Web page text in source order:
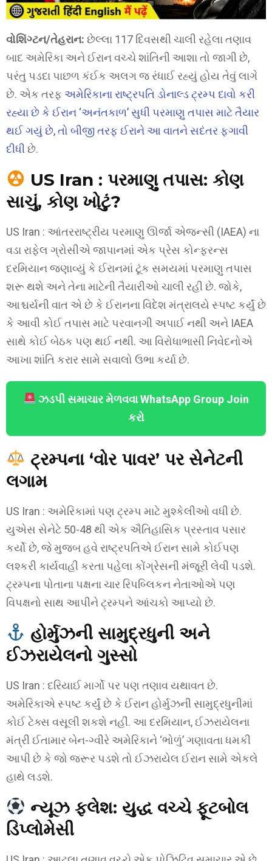
વોશિંગ્ટન/તેહરાન: છેલ્લા 117 દિવસથી ચાલી રહેલા તણાવ
બાદ અમેરિકા અને ઈરાન વચ્ચે શાંતિની આશા તો જાગી છે,
પરંતુ પડદા પાછળ કંઈક અલગ જ રંધાઈ રહ્યું હોય તેવું લાગે
છે. એક તરફ અમેરિકાના રાષ્ટ્રપતિ ડોનાલ્ડ ટ્રમ્પ દાવો કરી
રહ્યા છે કે ઈરાન ‘અનંતકાળ’ સુધી પરમાણુ તપાસ માટે તૈયાર
થઈ ગયું છે, તો બીજી તરફ ઈરાને આ વાતને સદંતર ફગાવી
દીધીછે.
US Iran : પરમાણુ તપાસ: કોણ
સાચું, કોણ ખોટું?
US Iran : આંતરરાષ્ટ્રીય પરમાણુ ઊર્જા એજન્સી (IAEA) ના
વડા રાફેલ ગ્રોસીએ જાપાનમાં એક પ્રેસ કોન્ફરન્સ
દરમિયાન જણાવ્યું કે ઈરાનમાં ટૂંક સમયમાં પરમાણુ તપાસ
શરૂ થશે અને તેના માટેની તૈયારીઓ ચાલી રહી છે. જોકે,
આશ્ચર્યની વાત એ છે કે ઈરાનના વિદેશ મંત્રાલયે સ્પષ્ટ કર્યું છે
કે આવી કોઈ તપાસ માટે પરવાનગી અપાઈ નથી અને IAEA
સાથે કોઈ બેઠક પણ થઈ નથી. આ વિરોધાભાસી નિવેદનોએ
આખા શાંતિ કરાર સામે સવાલો ઉભા કર્યા છે.
ઝડપી સમાચાર મેળવવા WhatsApp Group Join
કરો
ટ્રમ્પના ‘વોર પાવર’ પર સેનેટની
લગામ
US Iran : અમેરિકામાં પણ ટ્રમ્પ માટે મુશ્કેલીઓ વધી છે.
યુએસ સેનેટે 50-48 થી એક ઐતિહાસિક પ્રસ્તાવ પસાર
કર્યો છે, જે મુજબ હવે રાષ્ટ્રપતિએ ઈરાન સામે કોઈપણ
લશ્કરી કાર્યવાહી કરતા પહેલા કોંગ્રેસની મંજૂરી લેવી પડશે.
ટ્રમ્પના પોતાના પક્ષના ચાર રિપબ્લિકન નેતાઓએ પણ
વિપક્ષનો સાથ આપીને ટ્રમ્પને આંચકો આપ્યો છે.
હોર્મુઝની સામુદ્રધુની અને
ઈઝરાયેલનો ગુસ્સો
US Iran : દરિયાઈ માર્ગો પર પણ તણાવ યથાવત છે.
અમેરિકાએ સ્પષ્ટ કર્યું છે કે ઈરાન હોર્મુઝની સામુદ્રધુનીમાં
કોઈ ટેક્સ વસૂલી શકશે નહીં. આ દરમિયાન, ઈઝરાયેલના
મંત્રી ઈતામાર બેન-ગ્વીરે અમેરિકાને ‘ભોળું’ ગણાવતા ધમકી
આપી છે કે જો જરૂર પડશે તો ઈઝરાયેલ ઈરાન સામે એકલે
હાથે લડશે.
ન્યૂઝ ફ્લેશ: યુદ્ધ વચ્ચે ફૂટબોલ
ડિપ્લોમેસી